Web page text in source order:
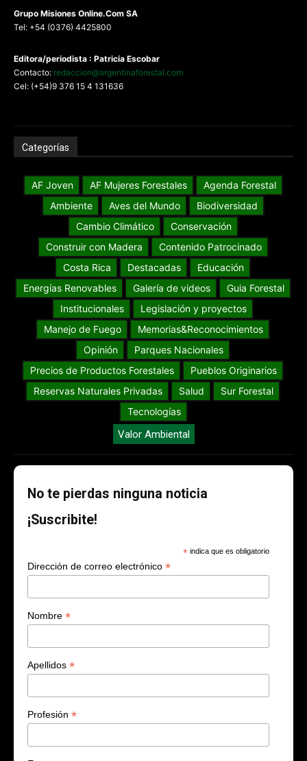
Grupo Misiones Online.Com SA
Tel: +54 (0376) 4425800
Editora/periodista : Patricia Escobar
Contacto: redaccion@argentinaforestal.com
Cel: (+54)9 376 15 4 131636
Categorías
AF Joven AF Mujeres Forestales
Agenda Forestal
Ambiente
Aves del Mundo
Biodiversidad
Cambio Climático
Conservación
Construir con Madera
Contenido Patrocinado
Costa Rica
Destacadas
Educación
Energías Renovables
Galería de videos
Guia Forestal
Institucionales
Legislación y proyectos
Manejo de Fuego
Memorias&Reconocimientos
Opinión
Parques Nacionales
Precios de Productos Forestales
Pueblos Originarios
Reservas Naturales Privadas
Salud
Sur Forestal
Tecnologías
Valor Ambiental
No te pierdas ninguna noticia
¡Suscribite!
* indica que es obligatorio
Dirección de correo electrónico *
Nombre *
Apellidos *
Profesión *